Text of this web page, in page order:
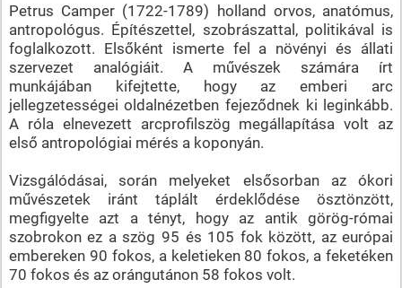
Petrus Camper (1722-1789) holland orvos, anatómus,
antropológus. Építészettel, szobrászattal, politikával is
foglalkozott. Elsőként ismerte fel a növényi és állati
szervezet analógiáit. A művészek számára írt
munkájában kifejtette, hogy az emberi arc
jellegzetességei oldalnézetben fejeződnek ki leginkább.
A róla elnevezett arcprofilszög megállapítása volt az
első antropológiai mérés a koponyán.
Vizsgálódásai, során melyeket elsősorban az ókori
művészetek iránt táplált érdeklődése ösztönzött,
megfigyelte azt a tényt, hogy az antik görög-római
szobrokon ez a szög 95 és 105 fok között, az európai
embereken 90 fokos, a keletieken 80 fokos, a feketéken
70 fokos és az orángutánon 58 fokos volt.